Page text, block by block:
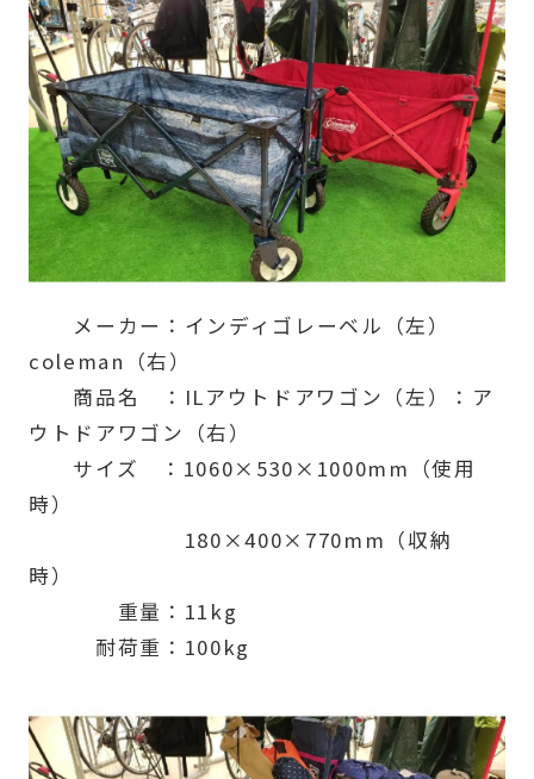
メーカー：インディゴレーベル（左）
coleman（右）
商品名 ：ILアウトドアワゴン（左）：ア
ウトドアワゴン（右）
サイズ ：1060×530×1000mm（使用
時）
180×400×770mm（収納
時）
重量：11kg
耐荷重：100kg